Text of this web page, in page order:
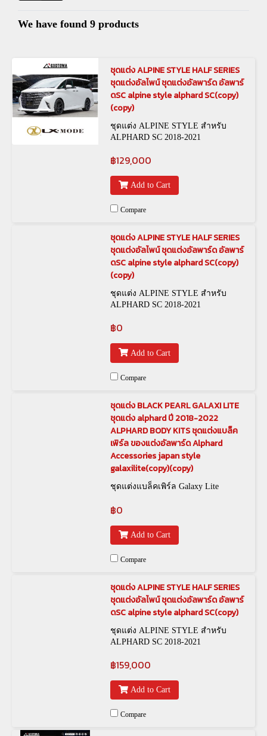
We have found 9 products
ชุดแต่ง ALPINE STYLE HALF SERIES
ชุดแต่งอัลไพน์ ชุดแต่งอัลพาร์ด อัลพาร์
ดSC alpine style alphard SC(copy)
(copy)
ชุดแต่ง ALPINE STYLE สำหรับ
ALPHARD SC 2018-2021
฿129,000
Add to Cart
Compare
ชุดแต่ง ALPINE STYLE HALF SERIES
ชุดแต่งอัลไพน์ ชุดแต่งอัลพาร์ด อัลพาร์
ดSC alpine style alphard SC(copy)
(copy)
ชุดแต่ง ALPINE STYLE สำหรับ
ALPHARD SC 2018-2021
฿0
Add to Cart
Compare
ชุดแต่ง BLACK PEARL GALAXI LITE
ชุดแต่ง alphard ปี 2018-2022
ALPHARD BODY KITS ชุดแต่งแบล็ค
เพิร์ล ของแต่งอัลพาร์ด Alphard
Accessories japan style
galaxilite(copy)(copy)
ชุดแต่งแบล็คเพิร์ล Galaxy Lite
฿0
Add to Cart
Compare
ชุดแต่ง ALPINE STYLE HALF SERIES
ชุดแต่งอัลไพน์ ชุดแต่งอัลพาร์ด อัลพาร์
ดSC alpine style alphard SC(copy)
ชุดแต่ง ALPINE STYLE สำหรับ
ALPHARD SC 2018-2021
฿159,000
Add to Cart
Compare